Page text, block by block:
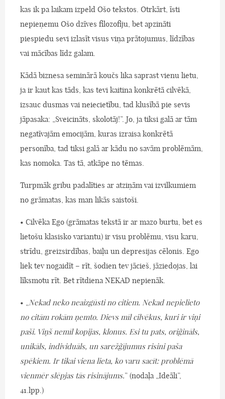
kas ik pa laikam izpeld Ošo tekstos. Otrkārt, īsti
nepieņemu Ošo dzīves filozofiju, bet apzināti
piespiedu sevi izlasīt visus viņa prātojumus, līdzības
vai mācības līdz galam.
Kādā biznesa seminārā koučs lika saprast vienu lietu,
ja ir kaut kas tāds, kas tevi kaitina konkrētā cilvēkā,
izsauc dusmas vai neiecietību, tad klusībā pie sevis
jāpasaka: „Sveicināts, skolotāj!”. Jo, ja tiksi galā ar tām
negatīvajām emocijām, kuras izraisa konkrētā
personība, tad tiksi galā ar kādu no savām problēmām,
kas nomoka. Tas tā, atkāpe no tēmas.
Turpmāk gribu padalīties ar atziņām vai izvilkumiem
no grāmatas, kas man likās saistoši.
• Cilvēka Ego (grāmatas tekstā ir ar mazo burtu, bet es
lietošu klasisko variantu) ir visu problēmu, visu karu,
strīdu, greizsirdības, baiļu un depresijas cēlonis. Ego
liek tev nogaidīt – rīt, šodien tev jācieš, jāziedojas, lai
līksmotu rīt. Bet rītdiena NEKAD nepienāk.
• „
Nekad neko neaizgūsti no citiem. Nekad nepielieto
no citām rokām ņemto. Dievs mīl cilvēkus, kuri ir viņi
paši. Viņš nemīl kopijas, klonus. Esi tu pats, oriģināls,
unikāls, individuāls, un sarežģījumus risini paša
spēkiem. Ir tikai viena lieta, ko varu sacīt: problēmā
vienmēr slēpjas tās risinājums.” (nodaļa „Ideāli”,
41.lpp.)